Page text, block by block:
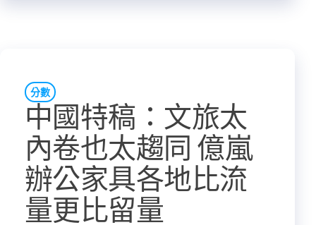
分數
中國特稿：文旅太
內卷也太趨同 億嵐
辦公家具各地比流
量更比留量